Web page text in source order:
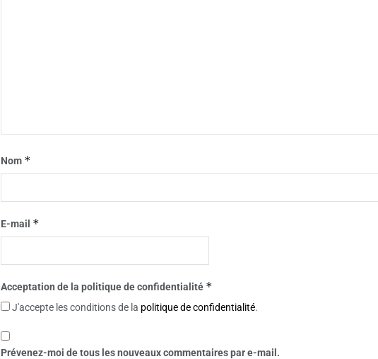
Nom *
E-mail *
Acceptation de la politique de confidentialité *
J'accepte les conditions de la politique de confidentialité.
Prévenez-moi de tous les nouveaux commentaires par e-mail.